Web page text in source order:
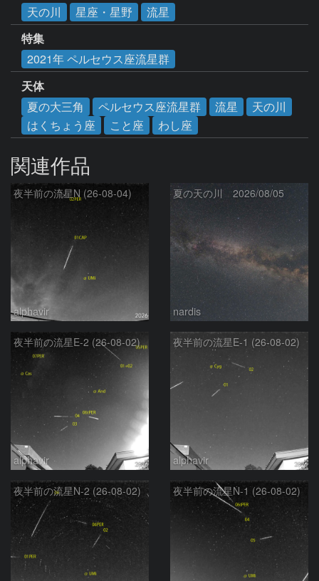
天の川
星座・星野
流星
特集
2021年 ペルセウス座流星群
天体
夏の大三角
ペルセウス座流星群 流星
天の川
はくちょう座
こと座 わし座
関連作品
夜半前の流星N (26-08-04)
alphavir
夏の天の川 2026/08/05
nardis
夜半前の流星E-2 (26-08-02)
alphavir
夜半前の流星E-1 (26-08-02)
alphavir
夜半前の流星N-2 (26-08-02) 夜半前の流星N-1 (26-08-02)